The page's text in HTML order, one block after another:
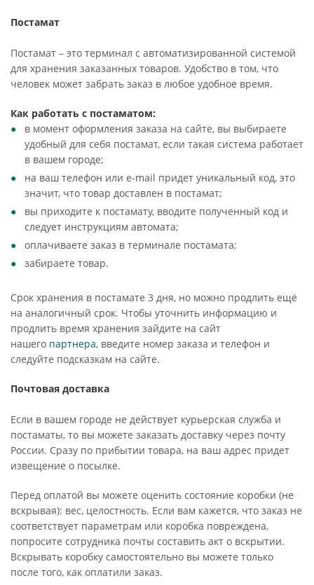
Постамат
Постамат – это терминал с автоматизированной системой
для хранения заказанных товаров. Удобство в том, что
человек может забрать заказ в любое удобное время.
Как работать с постаматом:
в момент оформления заказа на сайте, вы выбираете
удобный для себя постамат, если такая система работает
в вашем городе;
на ваш телефон или e-mail придет уникальный код, это
значит, что товар доставлен в постамат;
вы приходите к постамату, вводите полученный код и
следует инструкциям автомата;
оплачиваете заказ в терминале постамата;
забираете товар.
Срок хранения в постамате 3 дня, но можно продлить ещё
на аналогичный срок. Чтобы уточнить информацию и
продлить время хранения зайдите на сайт
нашего партнера, введите номер заказа и телефон и
следуйте подсказкам на сайте.
Почтовая доставка
Если в вашем городе не действует курьерская служба и
постаматы, то вы можете заказать доставку через почту
России. Сразу по прибытии товара, на ваш адрес придет
извещение о посылке.
Перед оплатой вы можете оценить состояние коробки (не
вскрывая): вес, целостность. Если вам кажется, что заказ не
соответствует параметрам или коробка повреждена,
попросите сотрудника почты составить акт о вскрытии.
Вскрывать коробку самостоятельно вы можете только
после того, как оплатили заказ.